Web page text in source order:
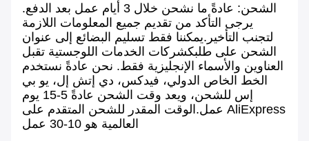
الشحن: عادةً ما نشحن خلال 3 أيام عمل بعد الدفع.
يرجى التأكد من تقديم جميع المعلومات اللازمة
لتجنب التأخير.يمكننا فقط تسليم البضائع إلى عنوان
الشحن على طلبكشركات الخدمات اللوجستية تقبل
العناوين والأسماء الإنجليزية فقط. نحن عادةً نستخدم
الخط الخاص الدولي، فيدكس، دي إتش إل، يو بي
إس للشحن، ويعد وقت الشحن عادةً 5-15 يوم
عمل.الوقت المقدر للشحن المتقدم على AliExpress
العالمية هو 10-30 عمل